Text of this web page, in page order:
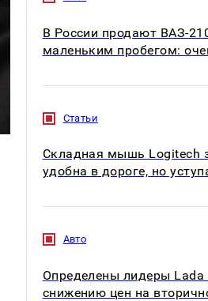
В России продают ВАЗ-
маленьким пробегом:
Статьи
Складная мышь Logitech
удобна в дороге, но
Авто
Определены лидеры Lada
снижению цен на